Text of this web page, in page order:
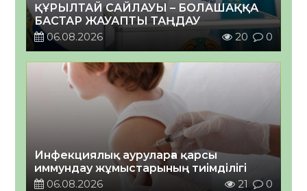
ҚҰРЫЛТАЙ САЙЛАУЫ – БОЛАШАҚҚА
БАСТАР ЖАУАПТЫ ТАҢДАУ
06.08.2026
20 0
Инфекциялық ауруларға қарсы
иммундау жұмыстарының тиімділігі
06.08.2026
21 0